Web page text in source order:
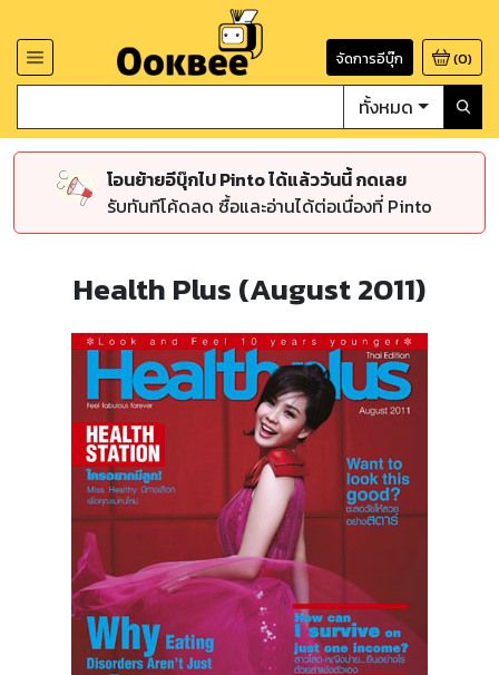
จัดการอีบุ๊ก (0)
ทั้งหมด
โอนย้ายอีบุ๊กไป Pinto ได้แล้ววันนี้ กดเลย
รับทันทีโค้ดลด ซื้อและอ่านได้ต่อเนื่องที่ Pinto
Health Plus (August 2011)